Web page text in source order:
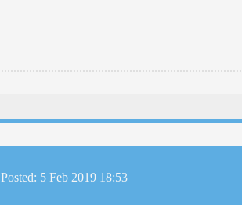
Posted: 5 Feb 2019 18:53